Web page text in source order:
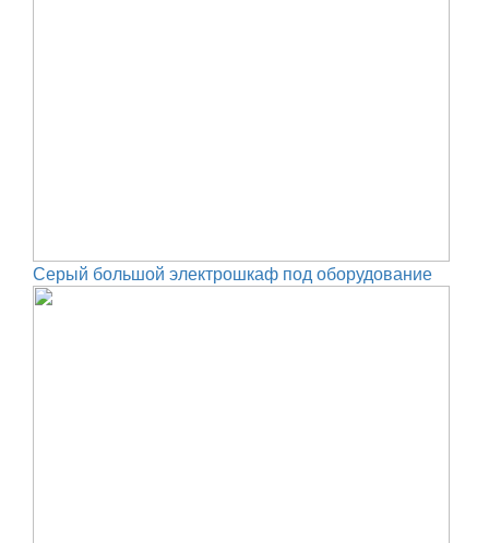
Серый большой электрошкаф под оборудование